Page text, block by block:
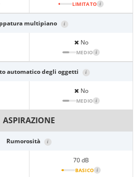
LIMITATO i
multipiano i
No
MEDIO i
automatico degli oggetti i
No
MEDIO i
ASPIRAZIONE
Rumorosità i
70 dB
BASICO i